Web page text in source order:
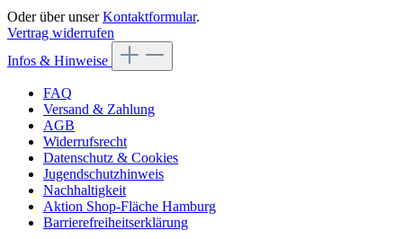
Oder über unserKontaktformular.
Vertrag widerrufen
Infos & Hinweise
FAQ
Versand & Zahlung
AGB
Widerrufsrecht
Datenschutz & Cookies
Jugendschutzhinweis
Nachhaltigkeit
Aktion Shop-Fläche Hamburg
Barrierefreiheitserklärung